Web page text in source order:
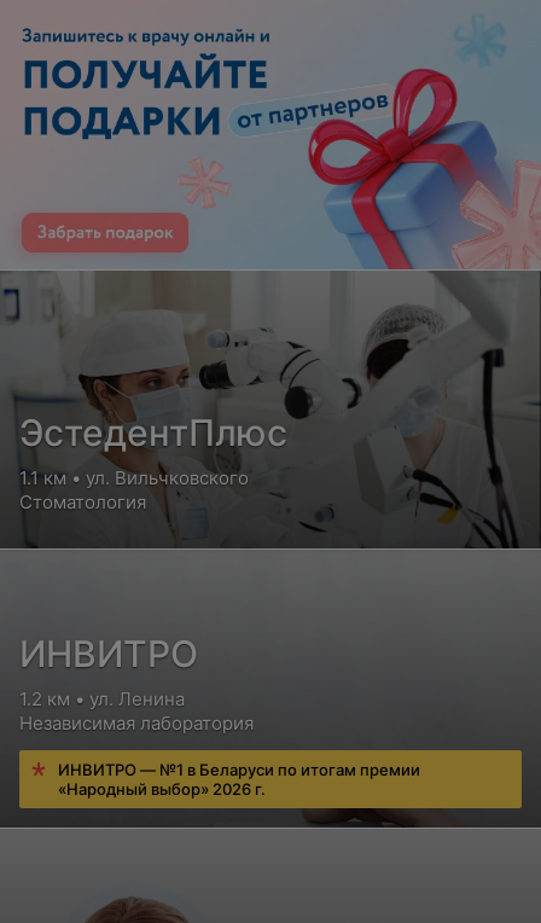
ЭстедентПлюс
1.1 км • ул. Вильчковского
Стоматология
ИНВИТРО
1.2 км • ул. Ленина
Независимая лаборатория
ИНВИТРО — №1 в Беларуси по итогам премии
«Народный выбор» 2026 г.